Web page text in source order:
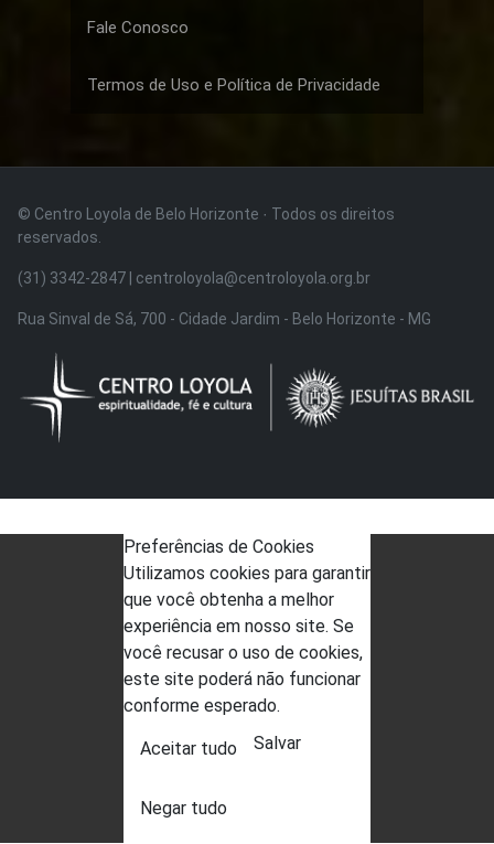
Fale Conosco
Termos de Uso e Política de Privacidade
© Centro Loyola de Belo Horizonte · Todos os direitos
reservados.
(31) 3342-2847 | centroloyola@centroloyola.org.br
Rua Sinval de Sá, 700 - Cidade Jardim - Belo Horizonte - MG
Preferências de Cookies
Utilizamos cookies para garantir
que você obtenha a melhor
experiência em nosso site. Se
você recusar o uso de cookies,
este site poderá não funcionar
conforme esperado.
Aceitar tudo
Negar tudo
Salvar